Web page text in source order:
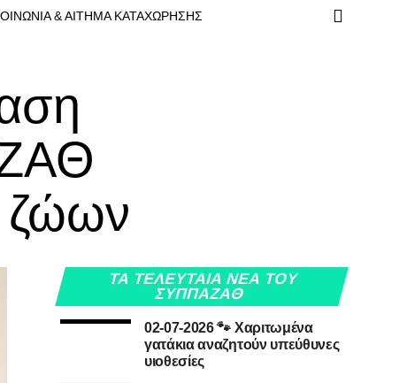
& ΑΙΤΗΜΑ ΚΑΤΑΧΩΡΗΣΗΣ
ζώων
ΤΑ ΤΕΛΕΥΤΑΙΑ ΝΕΑ ΤΟΥ
ΣΥΠΠΑΖΑΘ
02-07-2026 🐾 Χαριτωμένα
γατάκια αναζητούν υπεύθυνες
υιοθεσίες